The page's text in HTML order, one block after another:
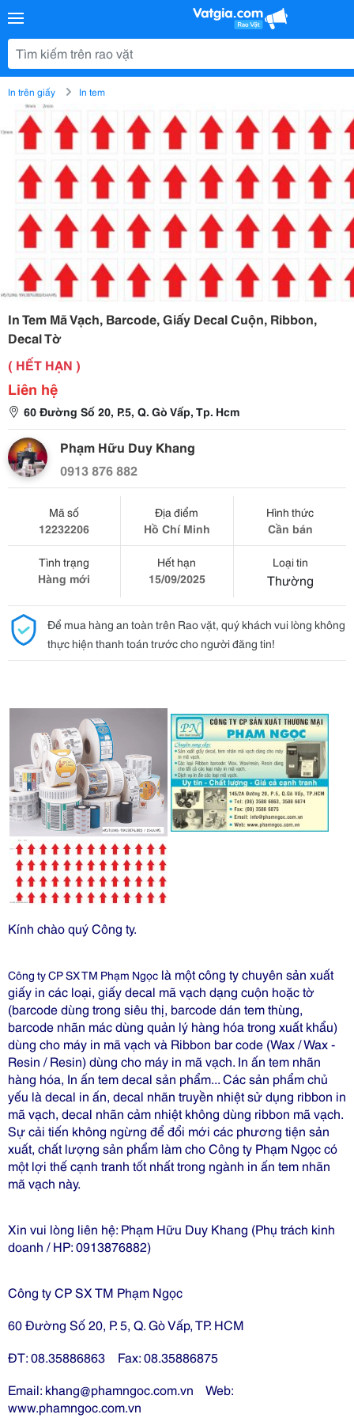
In trên giấy In tem
In Tem Mã Vạch, Barcode, Giấy Decal Cuộn, Ribbon,
Decal Tờ
( HẾT HẠN )
Liên hệ
60 Đường Số 20, P.5, Q. Gò Vấp, Tp. Hcm
Phạm Hữu Duy Khang
0913 876 882
Mã số
12232206
Địa điểm
Hồ Chí Minh
Hình thức
Cần bán
Tình trạng
Hàng mới
Hết hạn
15/09/2025
Loại tin
Thường
Để mua hàng an toàn trên Rao vặt, quý khách vui lòng không
thực hiện thanh toán trước cho người đăng tin!
Kính chào quý Công ty.
Công ty CP SX TM Phạm Ngọc là một công ty chuyên sản xuất
giấy in các loại, giấy decal mã vạch dạng cuộn hoặc tờ
(barcode dùng trong siêu thị, barcode dán tem thùng,
barcode nhãn mác dùng quản lý hàng hóa trong xuất khẩu)
dùng cho máy in mã vạch và Ribbon bar code (Wax / Wax -
Resin / Resin) dùng cho máy in mã vạch. In ấn tem nhãn
hàng hóa, In ấn tem decal sản phẩm... Các sản phẩm chủ
yếu là decal in ấn, decal nhãn truyền nhiệt sử dụng ribbon in
mã vạch, decal nhãn cảm nhiệt không dùng ribbon mã vạch.
Sự cải tiến không ngừng để đổi mới các phương tiện sản
xuất, chất lượng sản phẩm làm cho Công ty Phạm Ngọc có
một lợi thế cạnh tranh tốt nhất trong ngành in ấn tem nhãn
mã vạch này.
Xin vui lòng liên hệ: Phạm Hữu Duy Khang (Phụ trách kinh
doanh / HP: 0913876882)
Công ty CP SX TM Phạm Ngọc
60 Đường Số 20, P. 5, Q. Gò Vấp, TP. HCM
ĐT: 08.35886863 Fax: 08.35886875
Email: khang@phamngoc.com.vn Web:
www.phamngoc.com.vn